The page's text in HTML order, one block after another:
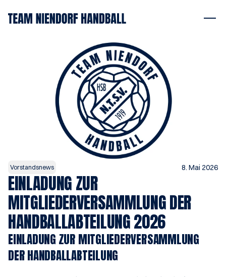
Vorstandsnews 8. Mai 2026
EINLADUNG ZUR
MITGLIEDERVERSAMMLUNG DER
HANDBALLABTEILUNG 2026
EINLADUNG ZUR MITGLIEDERVERSAMMLUNG
DER HANDBALLABTEILUNG